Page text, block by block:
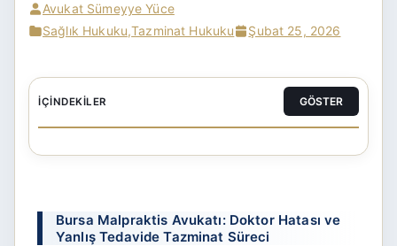
Avukat Sümeyye Yüce
Sağlık Hukuku,Tazminat Hukuku Şubat 25, 2026
İÇINDEKILER GÖSTER
Bursa Malpraktis Avukatı: Doktor Hatası ve
Yanlış Tedavide Tazminat Süreci